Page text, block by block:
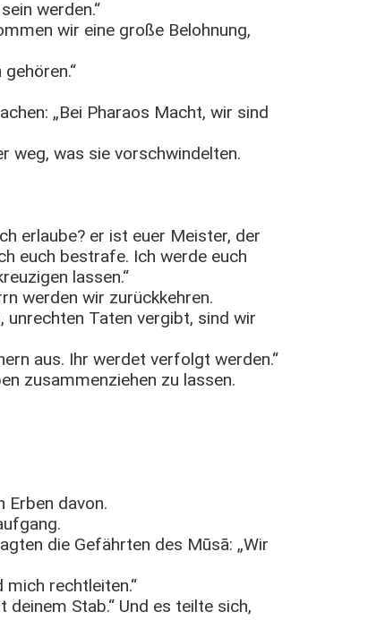
werden.“
wir eine große Belohnung,
„Bei Pharaos Macht, wir sind
weg, was sie vorschwindelten.
erlaube? er ist euer Meister, der
euch bestrafe. Ich werde euch
lassen.“
werden wir zurückkehren.
Taten vergibt, sind wir
aus. Ihr werdet verfolgt werden.“
zusammenziehen zu lassen.
Erben davon.
die Gefährten des Mūsā: „Wir
rechtleiten.“
Stab.“ Und es teilte sich,